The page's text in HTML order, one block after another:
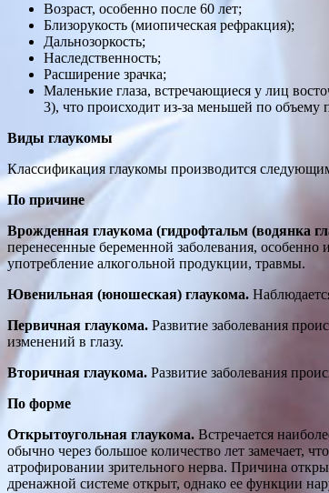
Возраст, особенно после 60 лет;
Близорукость (миопическая рефракция);
Дальнозоркость;
Наследственность;
Расширение зрачка;
Маленькие глаза, встречающиеся у лиц
3), что происходит из-за меньшей по объему
Виды глаукомы
Классификация глаукомы производится
По причине
Врожденная глаукома (гидрофтальм (водянка
перенесенные беременной заболевания,
употребление алкогольной продукции, травмы.
Ювенильная (юношеская) глаукома.
Первичная глаукома. Развитие заболевания
изменений в глазу.
Вторичная глаукома. Развитие заболевания
По форме
Открытоугольная глаукома. Встречается
обычно через большое количество лет замечает,
атрофировании зрительного нерва. Причина
дренажной системе открыт, однако ее функции